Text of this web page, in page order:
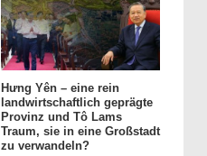
Hưng Yên – eine rein
landwirtschaftlich geprägte
Provinz und Tô Lams
Traum, sie in eine Großstadt
zu verwandeln?